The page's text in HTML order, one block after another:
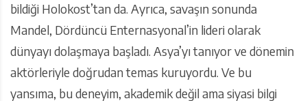
bildiği Holokost’tan da. Ayrıca, savaşın sonunda
Mandel, Dördüncü Enternasyonal’in lideri olarak
dünyayı dolaşmaya başladı. Asya’yı tanıyor ve dönemin
aktörleriyle doğrudan temas kuruyordu. Ve bu
yansıma, bu deneyim, akademik değil ama siyasi bilgi